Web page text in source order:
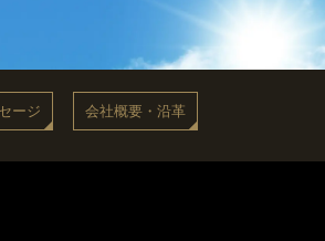
ージ 会社概要・沿革